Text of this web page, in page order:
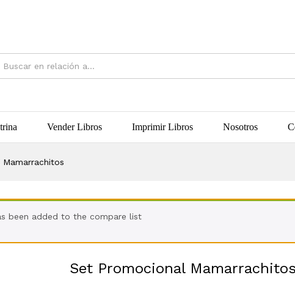
Vender Libros Imprimir Libros Nosotros
been added to the compare list
Set Promocional Mamarrachitos